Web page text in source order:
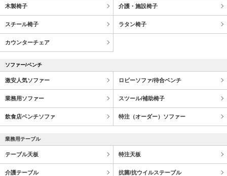
木製椅子 介護・施設椅子
スチール椅子 ラタン椅子
カウンターチェア
ソファー/ベンチ
激安人気ソファー ロビーソファ/待合ベンチ
業務用ソファー スツール/補助椅子
飲食店ベンチソファ 特注（オーダー）ソファー
業務用テーブル
テーブル天板 特注天板
介護テーブル 抗菌/抗ウイルステーブル